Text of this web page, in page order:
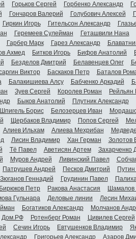
Горьков Сергей Горбенко Александр
Гончаров Валерий Голубович Алексей
Гиркин Игорь Гительсон Александр
Геремеев Сулейман
Геташвили Нана
Гарбер Марк Гарез Александр
Ахмед Битков Игорь Бифов Анатолий
Безделов Дмитрий Белавенцев Олег
Виктор Баскаков Петр
Баталов
Балакишиева Алсу Бабченко Аркадий
Зуев Сергей Королев Роман
Быков Анатолий Плутник Александр
Шпигель Борис Белозерцев Иван
Щербаков Владимир Попов Сергей
Алиев Ильхам Алиева Мехрибан
Лисин Владимир Хан Герман
Золотов
Тё Павел Аветисян Артем
Захарченко
Муров Андрей Ливинский Павел
Патрушев Андрей Песков Дмитрий
Зюганов Геннадий Грудинин Павел
Бирюков Петр Ракова Анастасия
Шамалов
Гульнара Деловые линии
Лесин
Богатиков Александр
Молчанов
Дом.РФ Ротенберг Роман
Цивилев Сергей
Сечин Игорь Евтушенков Владимир
Григорьев Александр
Азаров